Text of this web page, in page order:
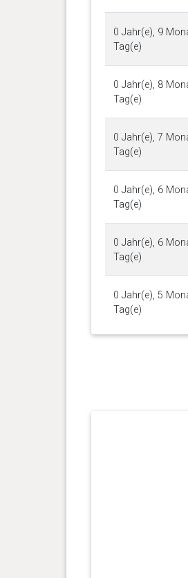
0 Jahr(e), 9
Tag(e)
0 Jahr(e), 8
Tag(e)
0 Jahr(e), 7
Tag(e)
0 Jahr(e), 6
Tag(e)
0 Jahr(e), 6
Tag(e)
0 Jahr(e), 5
Tag(e)